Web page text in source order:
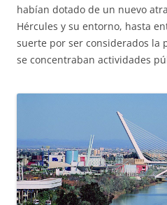
habían dotado de un nuevo
Hércules y su entorno, hasta
suerte por ser considerados la
se concentraban actividades